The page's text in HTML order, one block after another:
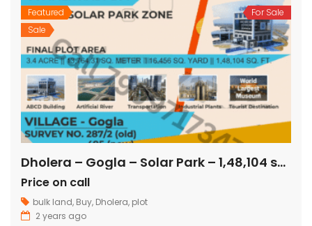
Featured
Sale
For Sale
Dholera – Gogla – Solar Park – 1,48,104 sq ft || 16456 sq yard
Price on call
bulk land, Buy, Dholera, plot
2 years ago